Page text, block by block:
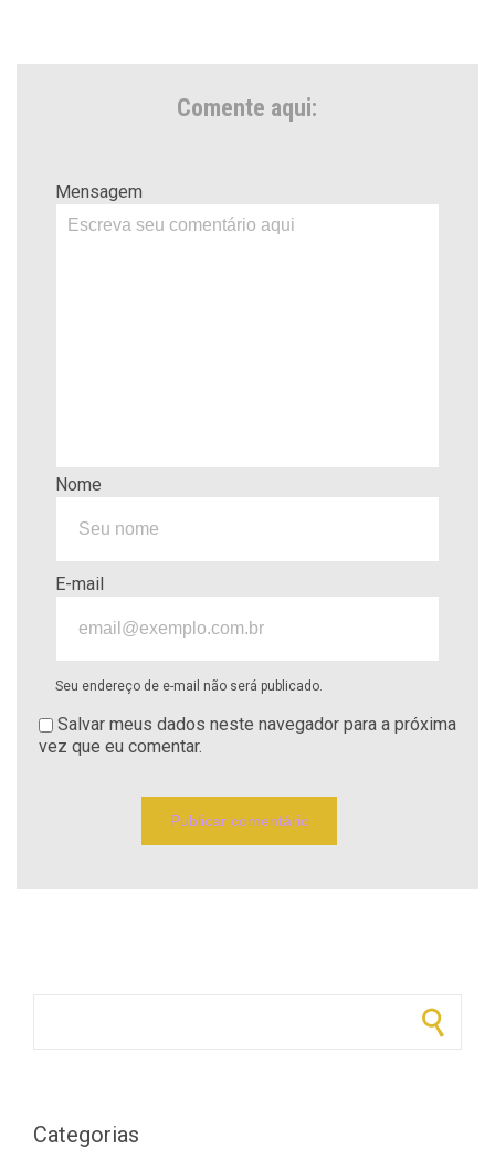
Comente aqui:
Mensagem
Nome
E-mail
Seu endereço de e-mail não será publicado.
Salvar meus dados neste navegador para a próxima
vez que eu comentar.
Categorias